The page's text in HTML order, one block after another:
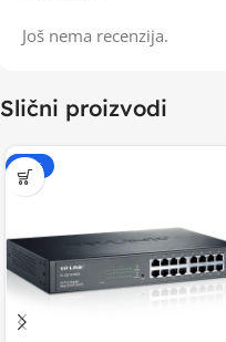
Još nema recenzija.
Slični proizvodi
-20%